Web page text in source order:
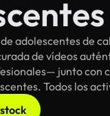
adolescentes de
de vídeos
junto con
Todos los